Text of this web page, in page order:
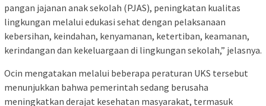
pangan jajanan anak sekolah (PJAS), peningkatan kualitas
lingkungan melalui edukasi sehat dengan pelaksanaan
kebersihan, keindahan, kenyamanan, ketertiban, keamanan,
kerindangan dan kekeluargaan di lingkungan sekolah,” jelasnya.
Ocin mengatakan melalui beberapa peraturan UKS tersebut
menunjukkan bahwa pemerintah sedang berusaha
meningkatkan derajat kesehatan masyarakat, termasuk